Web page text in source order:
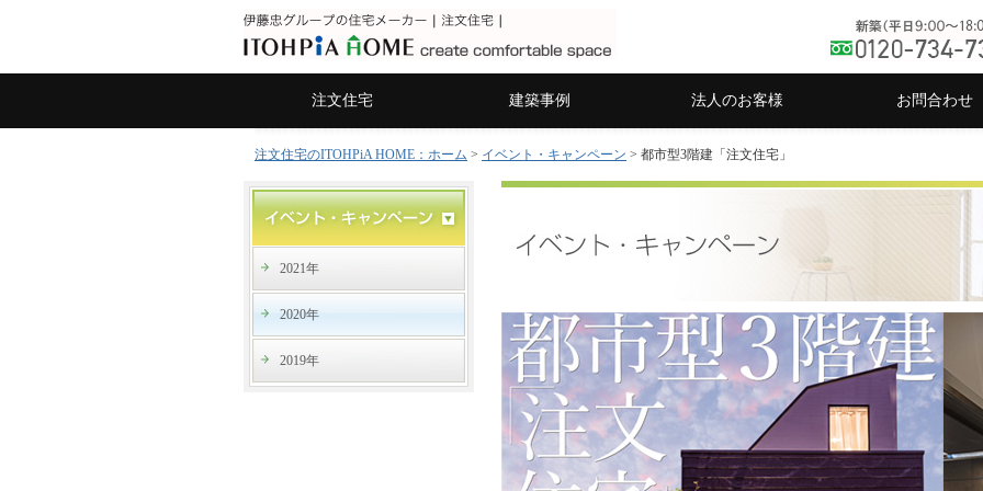
注文住宅 建築事例 法人のお客様 お問合わせ
注文住宅のITOHPiA HOME：ホーム > イベント・キャンペーン > 都市型3階建「注文住宅」
2021年
2020年
2019年